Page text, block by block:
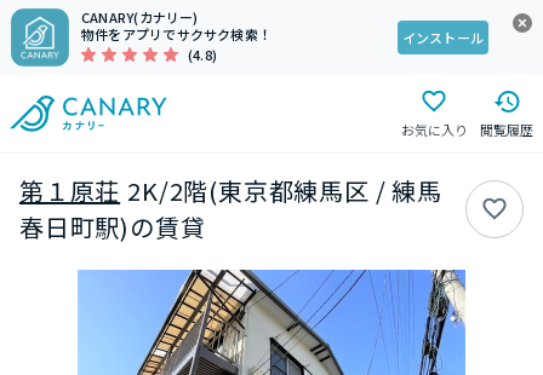
CANARY(カナリー)
物件をアプリでサクサク検索！
(4.8)
インストール
お気に入り 閲覧履歴
第１原荘 2K/2階(東京都練馬区 / 練馬
春日町駅)の賃貸